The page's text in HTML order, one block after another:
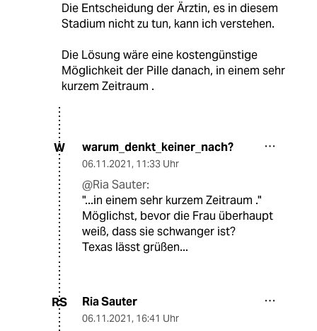
Die Entscheidung der Ärztin, es in diesem
Stadium nicht zu tun, kann ich verstehen.
Die Lösung wäre eine kostengünstige
Möglichkeit der Pille danach, in einem sehr
kurzem Zeitraum .
W warum_denkt_keiner_nach?
06.11.2021, 11:33 Uhr
@Ria Sauter:
"...in einem sehr kurzem Zeitraum ."
Möglichst, bevor die Frau überhaupt
weiß, dass sie schwanger ist?
Texas lässt grüßen...
RS Ria Sauter
06.11.2021, 16:41 Uhr